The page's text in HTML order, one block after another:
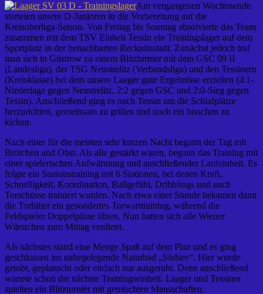
Am vergangenen Wochenende
starteten unsere D-Junioren in die Vorbereitung auf die
Kreisoberliga-Saison. Von Freitag bis Sonntag absolvierte das Team
zusammen mit dem TSV Einheit Tessin ein Trainingslager auf dem
Sportplatz in der benachbarten Recknitzstadt. Zunächst jedoch traf
man sich in Güstrow zu einem Blitzturnier mit dem GSC 09 II
(Landesliga), der TSG Neustrelitz (Verbandsliga) und den Tessinern
(Kreisklasse) bei dem unsere Laager gute Ergebnisse erzielten (4:1-
Niederlage gegen Neustrelitz, 2:2 gegen GSC und 2:0-Sieg gegen
Tessin). Anschließend ging es nach Tessin um die Schlafplätze
herzurichten, gemeinsam zu grillen und noch ein bisschen zu
kicken.
Nach einer für die meisten sehr kurzen Nacht begann der Tag mit
Brötchen und Obst. Als alle gestärkt waren, begann das Training mit
einer spielerischen Aufwärmung und anschließender Laufeinheit. Es
folgte ein Stationstraining mit 6 Stationen, bei denen Kraft,
Schnelligkeit, Koordination, Ballgefühl, Dribblings und auch
Torschüsse trainiert wurden. Nach etwa einer Stunde bekamen dann
die Torhüter ein gesondertes Torwarttraining, während die
Feldspieler Doppelpässe übten. Nun hatten sich alle Wiener
Würstchen zum Mittag verdient.
Als nächstes stand eine Menge Spaß auf dem Plan und es ging
geschlossen ins nahegelegende Naturbad „Südsee“. Hier wurde
getobt, geplanscht oder einfach nur ausgeruht. Denn anschließend
wartete schon die nächste Trainingseinheit. Laager und Tessiner
spielten ein Blitzturnier mit gemischten Mansschaften.